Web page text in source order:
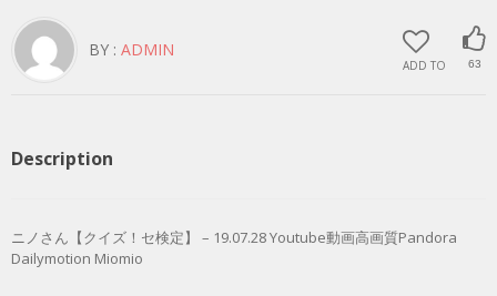
ADD TO 63
BY : ADMIN
Description
ニノさん【クイズ！セ検定】 – 19.07.28 Youtube動画高画質Pandora
Dailymotion Miomio